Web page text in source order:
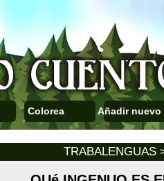
Colorea Añadir nuevo
TRABALENGUAS